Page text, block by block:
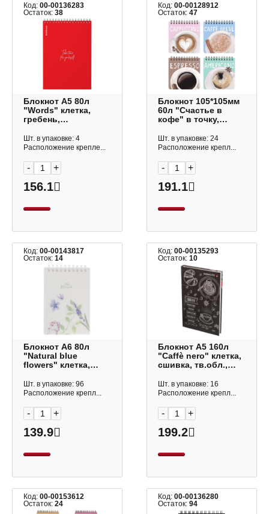
Код: 00-00136283
Остаток: 38
Блокнот А5 80л
"Words" клетка,
гребень,
красный 61990 Erich
Krause
Шт. в упаковке: 4
Расположение крепле...
- +
156.1
Код:00-00128912
Остаток:47
Блокнот 105*105мм
60л "Счастье в
кофе" в точку,
пластик.обл.,
ассорти 3-654/02 BV
Шт. в упаковке: 24
Расположение крепл...
- +
191.1
Код: 00-00143817
Остаток: 14
Блокнот А6 80л
"Natural blue
flowers" клетка,
пластик.обл.,
рисунок
Hatber
Шт. в упаковке: 96
Расположение крепл...
- +
139.9
Код:00-00135293
Остаток:10
Блокнот А5 160л
"Caffè nero" клетка,
сшивка, тв.обл.,
160-074/28 Альт
Шт. в упаковке: 16
Расположение крепл...
- +
199.2
Код: 00-00153612
Остаток: 24
Код:00-00136280
Остаток:94